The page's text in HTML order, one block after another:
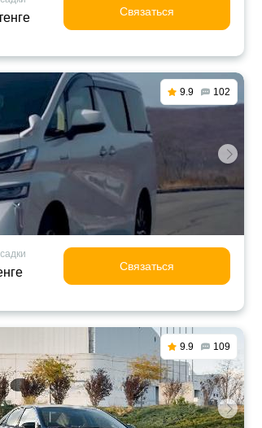
Связаться
9.9 102
Связаться
9.9 109